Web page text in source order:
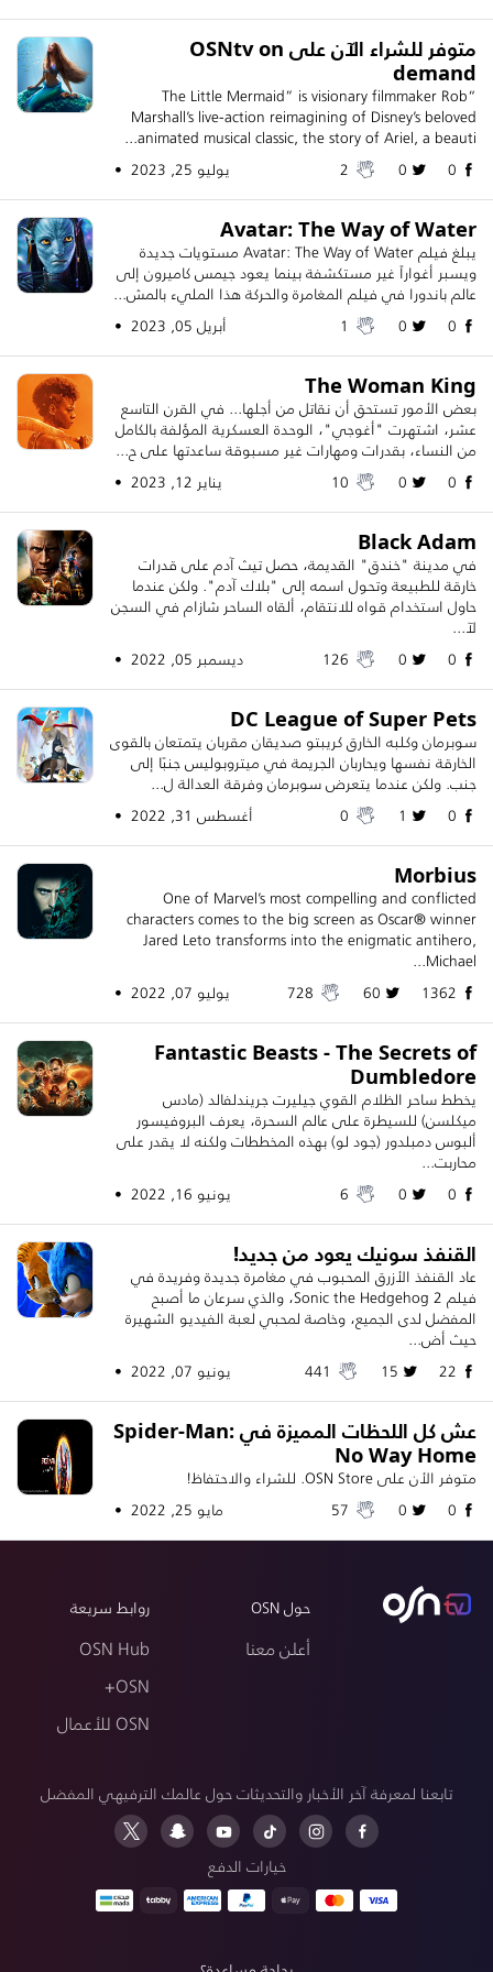
متوفر للشراء الآن على OSNtv on
demand
“The Little Mermaid” is visionary filmmaker Rob
Marshall’s live-action reimagining of Disney’s beloved
animated musical classic, the story of Ariel, a beauti...
يوليو 25, 2023 •
Avatar: The Way of Water
يبلغ فيلم Avatar: The Way of Water مستويات جديدة
ويسبر أغواراً غير مستكشفة بينما يعود جيمس كاميرون إلى
عالم باندورا في فيلم المغامرة والحركة هذا المليء بالمش...
أبريل 05, 2023 •
The Woman King
بعض الأمور تستحق أن نقاتل من أجلها... في القرن التاسع
عشر، اشتهرت "أغوجي"، الوحدة العسكرية المؤلفة بالكامل
من النساء، بقدرات ومهارات غير مسبوقة ساعدتها على ح...
يناير 12, 2023 •
Black Adam
في مدينة "خندق" القديمة، حصل تيث آدم على قدرات
خارقة للطبيعة وتحول اسمه إلى "بلاك آدم". ولكن عندما
حاول استخدام قواه للانتقام، ألقاه الساحر شازام في السجن
لآ...
ديسمبر 05, 2022 •
DC League of Super Pets
سوبرمان وكلبه الخارق كريبتو صديقان مقربان يتمتعان بالقوى
الخارقة نفسها ويحاربان الجريمة في ميتروبوليس جنبًا إلى
جنب. ولكن عندما يتعرض سوبرمان وفرقة العدالة ل...
أغسطس 31, 2022 •
Morbius
One of Marvel’s most compelling and conflicted
characters comes to the big screen as Oscar® winner
Jared Leto transforms into the enigmatic antihero,
Michael...
يوليو 07, 2022 •
Fantastic Beasts - The Secrets of
Dumbledore
يخطط ساحر الظلام القوي جيليرت جريندلفالد (مادس
ميكلسن) للسيطرة على عالم السحرة، يعرف البروفيسور
ألبوس دمبلدور (جود لو) بهذه المخططات ولكنه لا يقدر على
محاربت...
يونيو 16, 2022 •
القنفذ سونيك يعود من جديد!
عاد القنفذ الأزرق المحبوب في مغامرة جديدة وفريدة في
فيلم Sonic the Hedgehog 2، والذي سرعان ما أصبح
المفضل لدى الجميع، وخاصة لمحبي لعبة الفيديو الشهيرة
حيث أض...
يونيو 07, 2022 •
عش كل اللحظات المميزة في Spider-Man:
No Way Home
متوفر الأن على OSN Store. للشراء والاحتفاظ!
مايو 25, 2022 •
حول OSN
أعلن معنا
روابط سريعة
OSN Hub
OSN+
OSN للأعمال
تابعنا لمعرفة آخر الأخبار والتحديثات حول عالمك الترفيهي المفضل
خيارات الدفع